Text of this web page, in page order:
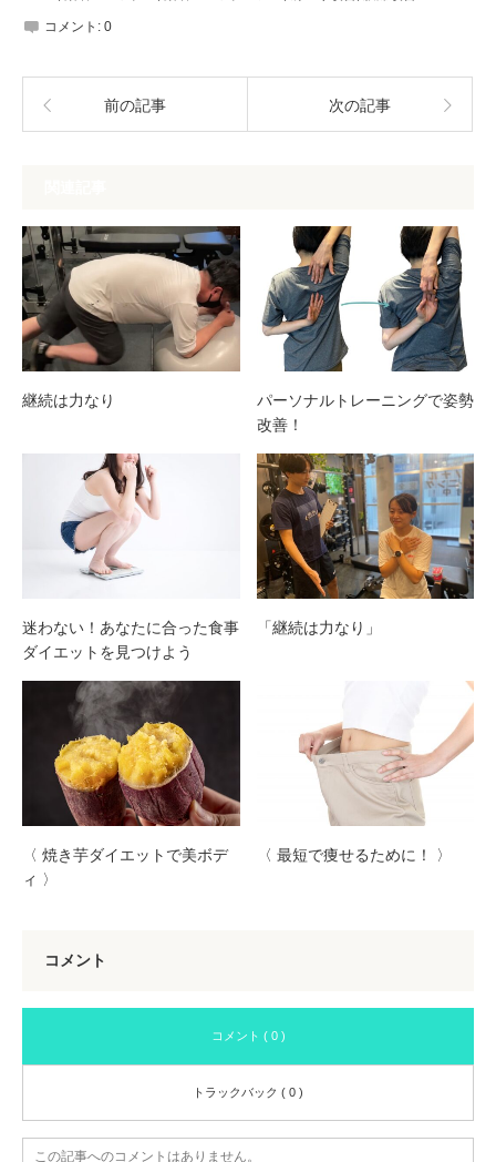
コメント: 0
前の記事 次の記事
継続は力なり
パーソナルトレーニングで姿勢
改善！
迷わない！あなたに合った食事
ダイエットを見つけよう
「継続は力なり」
〈 焼き芋ダイエットで美ボデ
ィ 〉
〈 最短で痩せるために！ 〉
コメント
コメント ( 0 )
トラックバック ( 0 )
この記事へのコメントはありません。